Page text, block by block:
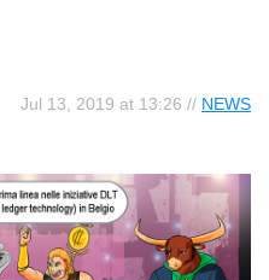
Jul 13, 2019 at 13:26 // NEWS